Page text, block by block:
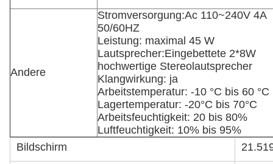
Andere
Stromversorgung:Ac 110~240V 4A
50/60HZ
Leistung: maximal 45 W
Lautsprecher:Eingebettete 2*8W
hochwertige Stereolautsprecher
Klangwirkung: ja
Arbeitstemperatur: -10 °C bis 60 °C
Lagertemperatur: -20°C bis 70°C
Arbeitsfeuchtigkeit: 20 bis 80%
Luftfeuchtigkeit: 10% bis 95%
Bildschirm